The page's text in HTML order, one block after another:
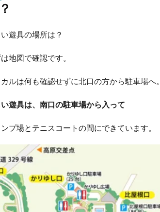
遊具の場所は？
地図で確認です。
ルは何も確認せずに北口の方から駐車場へ。
遊具は、南口の駐車場から入って
プ場とテニスコートの間にできています。